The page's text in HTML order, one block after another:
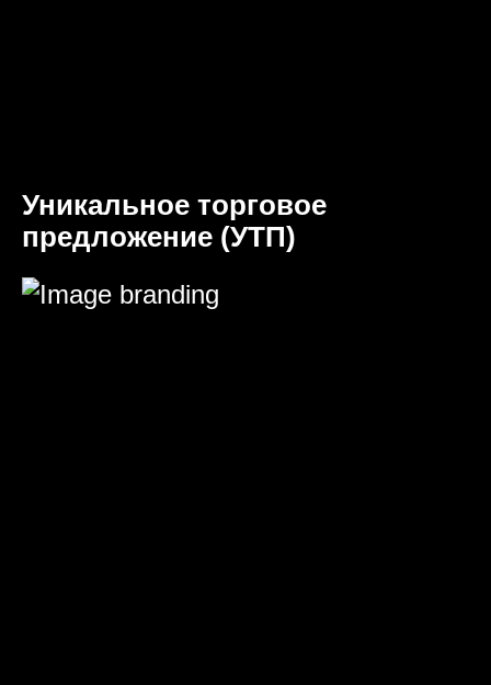
Уникальное торговое
предложение (УТП)